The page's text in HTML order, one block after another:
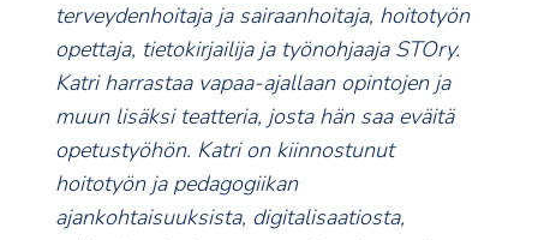
terveydenhoitaja ja sairaanhoitaja, hoitotyön
opettaja, tietokirjailija ja työnohjaaja STOry.
Katri harrastaa vapaa-ajallaan opintojen ja
muun lisäksi teatteria, josta hän saa eväitä
opetustyöhön. Katri on kiinnostunut
hoitotyön ja pedagogiikan
ajankohtaisuuksista, digitalisaatiosta,